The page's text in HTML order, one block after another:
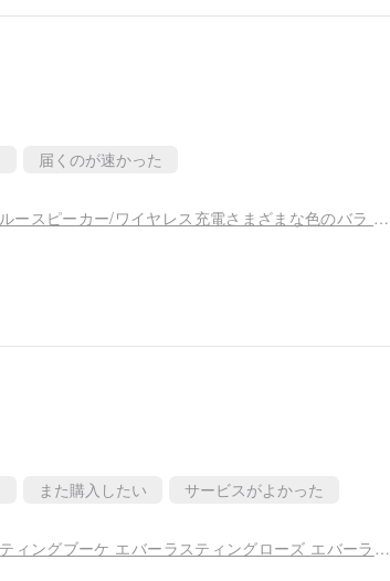
届くのが速かった
日本の永遠の花/吊り下げランタンブルースピーカー/ワイヤレス充電さまざまな色のバラ バレンタインデー ギフト
また購入したい サービスがよかった
ブルー一枝 ジャパニーズエバーラスティングブーケ エバーラスティングローズ エバーラスティングローズ バレンタインデーブーケ 卒業式ブーケ